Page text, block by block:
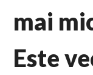
mai
Este